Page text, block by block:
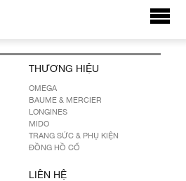
THƯƠNG HIỆU
OMEGA
BAUME & MERCIER
LONGINES
MIDO
TRANG SỨC & PHỤ KIỆN
ĐỒNG HỒ CỔ
LIÊN HỆ